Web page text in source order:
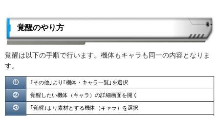
覚醒のやり方
覚醒は以下の手順で行います。機体もキャラも同一の内容となりま
す。
① ｢その他｣より｢機体・キャラ一覧｣を選択
② 覚醒したい機体（キャラ）の詳細画面を開く
③ ｢覚醒｣より素材とする機体（キャラ）を選択